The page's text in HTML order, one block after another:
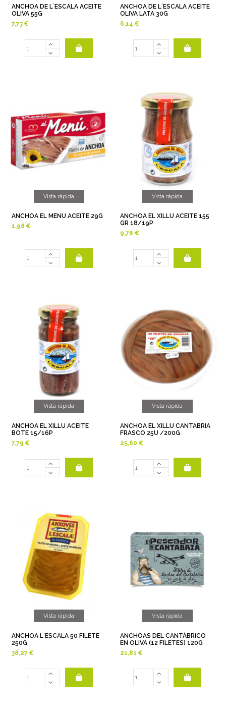
ANCHOA DE L´ESCALA ACEITE
OLIVA 55G
7,73 €
ANCHOA DE L´ESCALA ACEITE
OLIVA LATA 30G
6,14 €
Vista rápida
ANCHOA EL MENU ACEITE 29G
1,98 €
Vista rápida
ANCHOA EL XILLU ACEITE 155
GR 18/19P
9,76 €
Vista rápida
ANCHOA EL XILLU ACEITE
BOTE 15/16P
7,79 €
Vista rápida
ANCHOA EL XILLU CANTABRIA
FRASCO 25U /200G
25,60 €
Vista rápida
ANCHOA L´ESCALA 50 FILETE
250G
38,27 €
Vista rápida
ANCHOAS DEL CANTÁBRICO
EN OLIVA (12 FILETES) 120G
21,81 €